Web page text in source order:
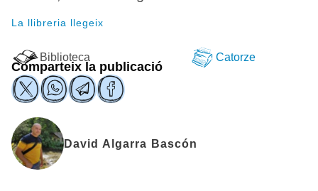
La llibreria llegeix
Biblioteca Catorze
Comparteix la publicació
David Algarra Bascón